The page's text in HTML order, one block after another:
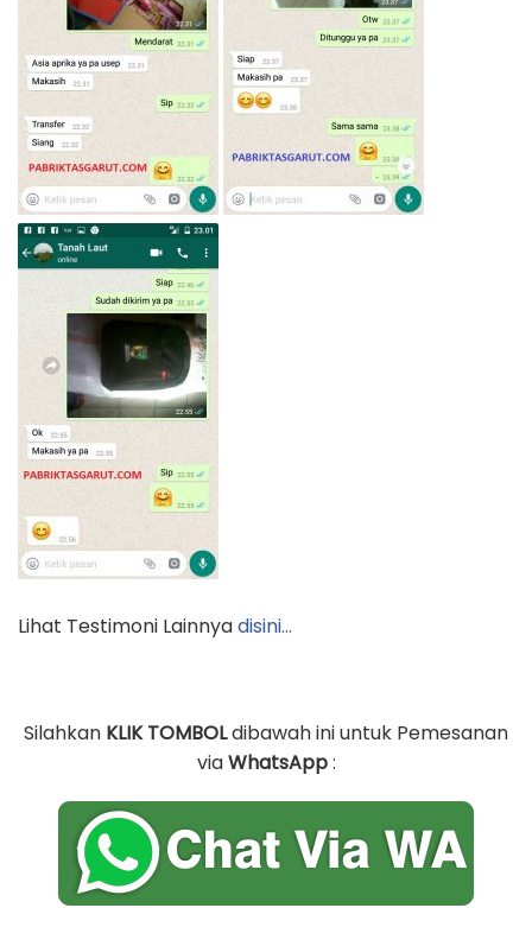
Lihat Testimoni Lainnyadisini…
Silahkan KLIK TOMBOLdibawah ini untuk Pemesanan
viaWhatsApp: